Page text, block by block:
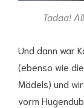
Tadaa!
Und dann war
(ebenso wie
Mädels) und
vorm